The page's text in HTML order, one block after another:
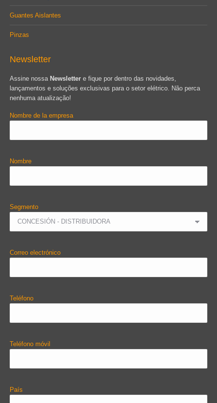
Guantes Aislantes
Pinzas
Newsletter
Assine nossa Newsletter e fique por dentro das novidades,
lançamentos e soluções exclusivas para o setor elétrico. Não perca
nenhuma atualização!
Nombre de la empresa
Nombre
Segmento
Correo electrónico
Teléfono
Teléfono móvil
País